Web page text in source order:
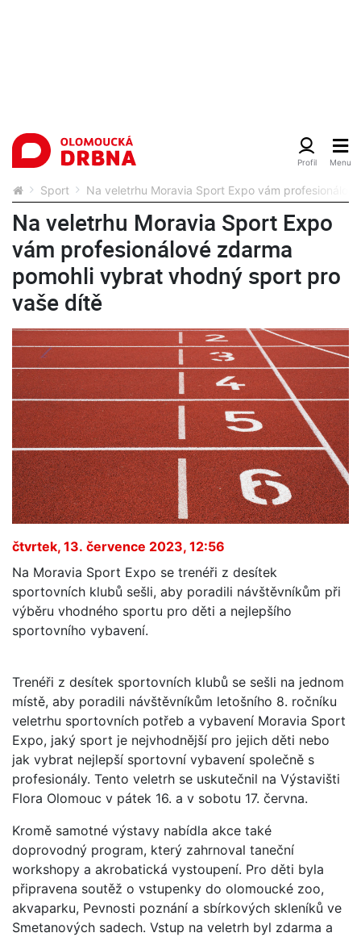
Sport Na veletrhu Moravia Sport Expo vám
Na veletrhu Moravia Sport Expo
vám profesionálové zdarma
pomohli vybrat vhodný sport pro
vaše dítě
čtvrtek, 13. července 2023, 12:56
Na Moravia Sport Expo se trenéři z desítek
sportovních klubů sešli, aby poradili návštěvníkům při
výběru vhodného sportu pro děti a nejlepšího
sportovního vybavení.
Trenéři z desítek sportovních klubů se sešli na jednom
místě, aby poradili návštěvníkům letošního 8. ročníku
veletrhu sportovních potřeb a vybavení Moravia Sport
Expo, jaký sport je nejvhodnější pro jejich děti nebo
jak vybrat nejlepší sportovní vybavení společně s
profesionály. Tento veletrh se uskutečnil na Výstavišti
Flora Olomouc v pátek 16. a v sobotu 17. června.
Kromě samotné výstavy nabídla akce také
doprovodný program, který zahrnoval taneční
workshopy a akrobatická vystoupení. Pro děti byla
připravena soutěž o vstupenky do olomoucké zoo,
akvaparku, Pevnosti poznání a sbírkových skleníků ve
Smetanových sadech. Vstup na veletrh byl zdarma a